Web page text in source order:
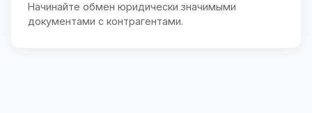
Начинайте обмен юридически значимыми
документами с контрагентами.